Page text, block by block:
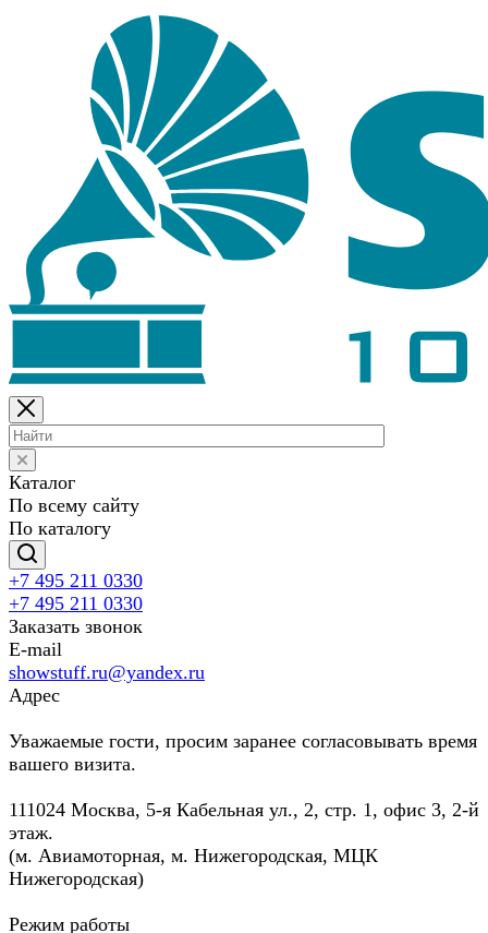
Каталог
По всему сайту
По каталогу
+7 495 211 0330
+7 495 211 0330
Заказать звонок
E-mail
showstuff.ru@yandex.ru
Адрес
Уважаемые гости, просим заранее согласовывать время
вашего визита.
111024 Москва, 5-я Кабельная ул., 2, стр. 1, офис 3, 2-й
этаж.
(м. Авиамоторная, м. Нижегородская, МЦК
Нижегородская)
Режим работы